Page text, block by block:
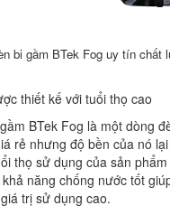
bi gầm BTek Fog uy tín chất
thiết kế với tuổi thọ cao
BTek Fog là một dòng
rẻ nhưng độ bền của nó
thọ sử dụng của sản
năng chống nước tốt
trị sử dụng cao.